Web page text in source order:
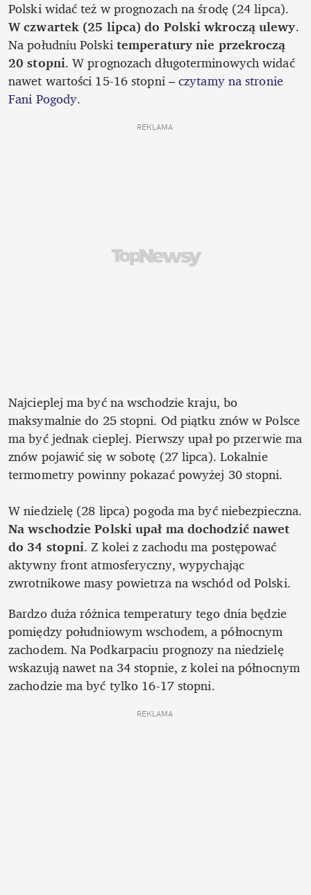
W czwartek (25 lipca) do Polski wkroczą ulewy.
Na południu Polski temperatury nie przekroczą
20 stopni. W prognozach długoterminowych widać
nawet wartości 15-16 stopni – czytamy na stronie
Fani Pogody.
REKLAMA
Najcieplej ma być na wschodzie kraju, bo
maksymalnie do 25 stopni. Od piątku znów w Polsce
ma być jednak cieplej. Pierwszy upał po przerwie ma
znów pojawić się w sobotę (27 lipca). Lokalnie
termometry powinny pokazać powyżej 30 stopni.
Na wschodzie Polski upał ma dochodzić nawet
do 34 stopni. Z kolei z zachodu ma postępować
aktywny front atmosferyczny, wypychając
zwrotnikowe masy powietrza na wschód od Polski.
Bardzo duża różnica temperatury tego dnia będzie
pomiędzy południowym wschodem, a północnym
zachodem. Na Podkarpaciu prognozy na niedzielę
wskazują nawet na 34 stopnie, z kolei na północnym
zachodzie ma być tylko 16-17 stopni.
REKLAMA